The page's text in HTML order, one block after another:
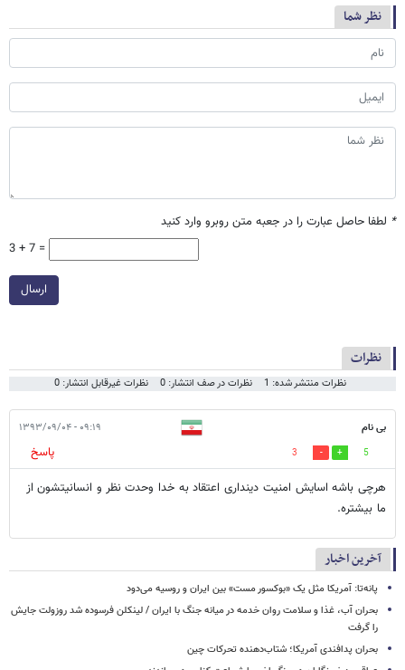
نظر شما
* لطفا حاصل عبارت را در جعبه متن روبرو وارد کنید
3 + 7 =
ارسال
نظرات
نظرات منتشر شده: 1 نظرات در صف انتشار: 0 نظرات غیرقابل انتشار: 0
بی نام ۰۹:۱۹ - ۱۳۹۳/۰۹/۰۴
5
3
پاسخ
هرچی باشه اسایش امنیت دینداری اعتقاد به خدا وحدت نظر و انسانیتشون از
ما بیشتره.
آخرین اخبار
پانه‌تا: آمریکا مثل یک «بوکسور مست» بین ایران و روسیه می‌دود
بحران آب، غذا و سلامت روان خدمه در میانه جنگ با ایران / لینکلن فرسوده شد روزولت جایش
را گرفت
بحران پدافندی آمریکا؛ شتاب‌دهنده تحرکات چین